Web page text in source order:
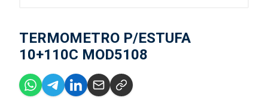
TERMOMETRO P/ESTUFA
10+110C MOD5108